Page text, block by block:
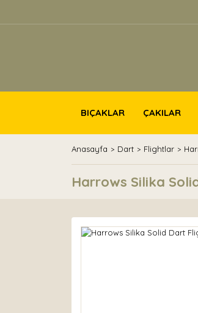
BIÇAKLAR ÇAKILAR
Anasayfa Dart Flightlar
Harrows Silika